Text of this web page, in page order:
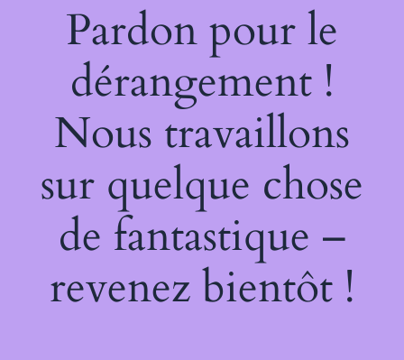
Pardon pour le
dérangement !
Nous travaillons
sur quelque chose
de fantastique –
revenez bientôt !